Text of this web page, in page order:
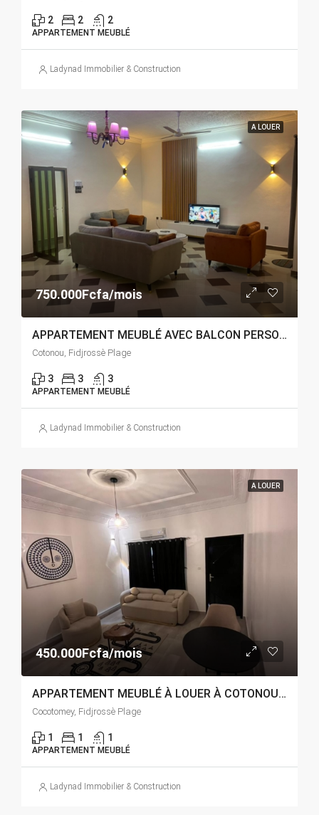
2 2 2
APPARTEMENT MEUBLÉ
Ladynad Immobilier & Construction
A LOUER
750.000Fcfa/mois
APPARTEMENT MEUBLÉ AVEC BALCON PERSONNEL A LOUER A COTONOU FIDJROSSÈ PLAGE
Cotonou, Fidjrossè Plage
3 3 3
APPARTEMENT MEUBLÉ
Ladynad Immobilier & Construction
A LOUER
450.000Fcfa/mois
APPARTEMENT MEUBLÉ À LOUER À COTONOU FIDJROSSÈ PLAGE
Cocotomey, Fidjrossè Plage
1 1 1
APPARTEMENT MEUBLÉ
Ladynad Immobilier & Construction